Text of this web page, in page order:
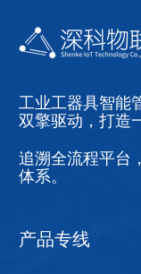
工业工器具智能
双擎驱动，打造
追溯全流程平台
体系。
产品专线